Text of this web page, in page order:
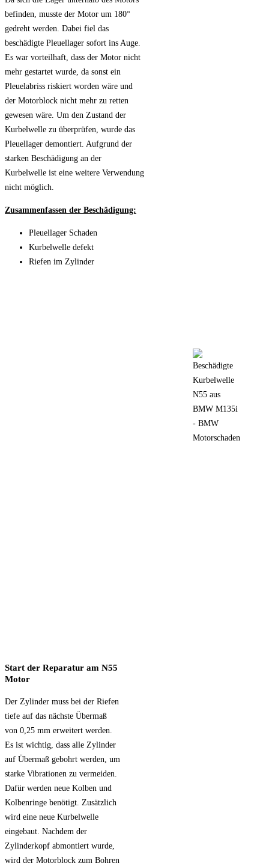
befinden, musste der Motor um 180°
gedreht werden. Dabei fiel das
beschädigte Pleuellager sofort ins Auge.
Es war vorteilhaft, dass der Motor nicht
mehr gestartet wurde, da sonst ein
Pleuelabriss riskiert worden wäre und
der Motorblock nicht mehr zu retten
gewesen wäre. Um den Zustand der
Kurbelwelle zu überprüfen, wurde das
Pleuellager demontiert. Aufgrund der
starken Beschädigung an der
Kurbelwelle ist eine weitere Verwendung
nicht möglich.
Zusammenfassen der Beschädigung:
Pleuellager Schaden
Kurbelwelle defekt
Riefen im Zylinder
Start der Reparatur am N55
Motor
Der Zylinder muss bei der Riefen
tiefe auf das nächste Übermaß
von 0,25 mm erweitert werden.
Es ist wichtig, dass alle Zylinder
auf Übermaß gebohrt werden, um
starke Vibrationen zu vermeiden.
Dafür werden neue Kolben und
Kolbenringe benötigt. Zusätzlich
wird eine neue Kurbelwelle
eingebaut. Nachdem der
Zylinderkopf abmontiert wurde,
wird der Motorblock zum Bohren